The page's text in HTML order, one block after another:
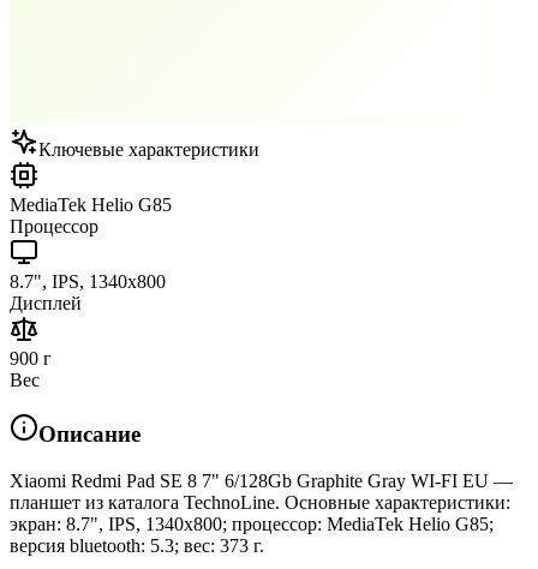
Ключевые характеристики
MediaTek Helio G85
Процессор
8.7", IPS, 1340x800
Дисплей
900 г
Вес
Описание
Xiaomi Redmi Pad SE 8 7" 6/128Gb Graphite Gray WI-FI EU —
планшет из каталога TechnoLine. Основные характеристики:
экран: 8.7", IPS, 1340x800; процессор: MediaTek Helio G85;
версия bluetooth: 5.3; вес: 373 г.